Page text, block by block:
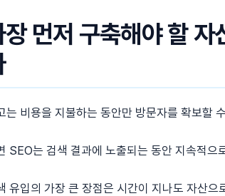
먼저 구축해야 할 자
는 비용을 지불하는 동안만 방문자를 확보할
SEO는 검색 결과에 노출되는 동안 지속적으
유입의 가장 큰 장점은 시간이 지나도 자산